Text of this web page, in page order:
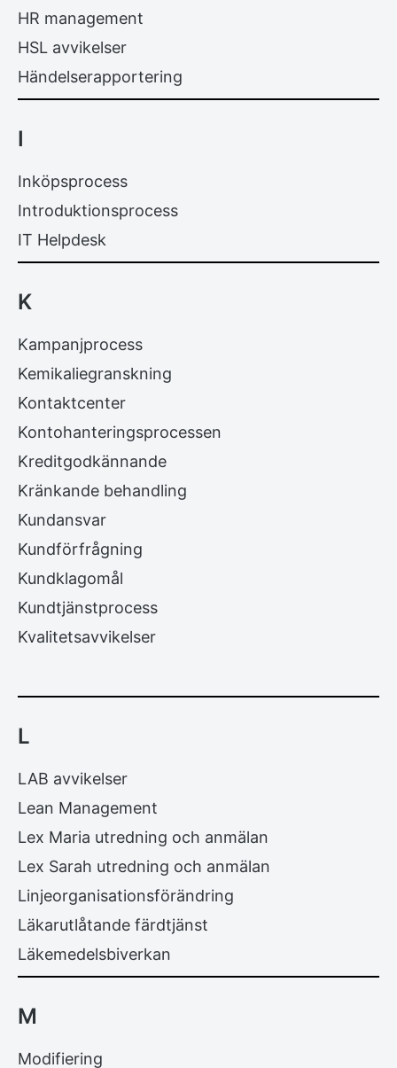
HR management
HSL avvikelser
Händelserapportering
I
Inköpsprocess
Introduktionsprocess
IT Helpdesk
K
Kampanjprocess
Kemikaliegranskning
Kontaktcenter
Kontohanteringsprocessen
Kreditgodkännande
Kränkande behandling
Kundansvar
Kundförfrågning
Kundklagomål
Kundtjänstprocess
Kvalitetsavvikelser
L
LAB avvikelser
Lean Management
Lex Maria utredning och anmälan
Lex Sarah utredning och anmälan
Linjeorganisationsförändring
Läkarutlåtande färdtjänst
Läkemedelsbiverkan
M
Modifiering